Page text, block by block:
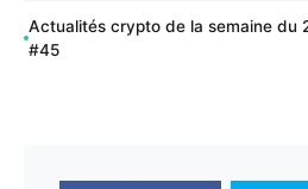
Actualités crypto de la semaine du
#45